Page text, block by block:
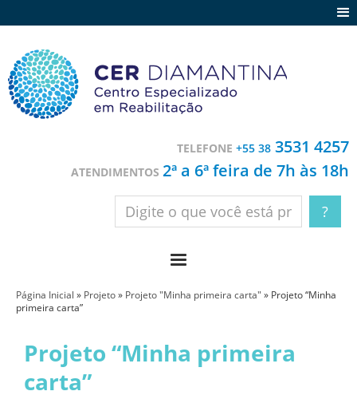
Contato
TELEFONE +55 38 3531 4257
ATENDIMENTOS 2ª a 6ª feira de 7h às 18h
Página Inicial » Projeto» Projeto "Minha primeira carta" » Projeto “Minha
primeira carta”
Projeto “Minha primeira
carta”